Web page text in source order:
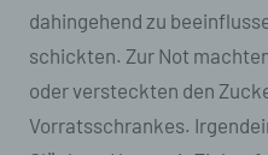
dahingehend zu
schickten. Zur Not
oder versteckten den
Vorratsschrankes.